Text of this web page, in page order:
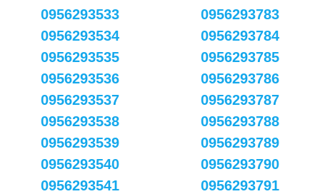
0956293533
0956293534
0956293535
0956293536
0956293537
0956293538
0956293539
0956293540
0956293541
0956293783
0956293784
0956293785
0956293786
0956293787
0956293788
0956293789
0956293790
0956293791